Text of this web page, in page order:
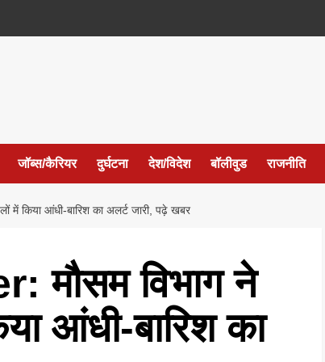
जॉब्स/कैरियर दुर्घटना देश/विदेश बॉलीवुड राजनीति
किया आंधी-बारिश का अलर्ट जारी, पढ़े खबर
मौसम विभाग ने
आंधी-बारिश का